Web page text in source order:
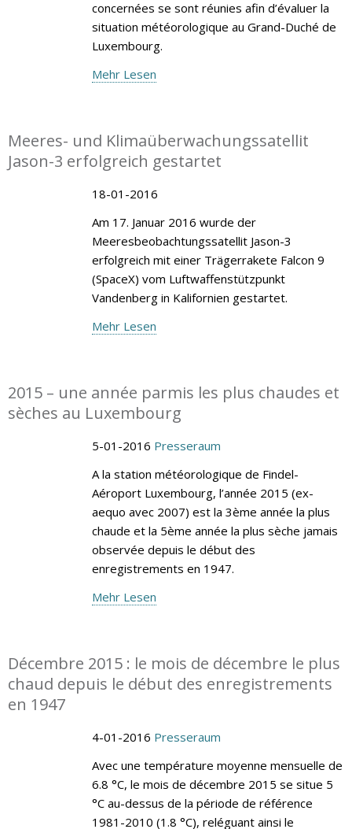
concernées se sont réunies afin d’évaluer la
situation météorologique au Grand-Duché de
Luxembourg.
Mehr Lesen
Meeres- und Klimaüberwachungssatellit
Jason-3 erfolgreich gestartet
18-01-2016
Am 17. Januar 2016 wurde der
Meeresbeobachtungssatellit Jason-3
erfolgreich mit einer Trägerrakete Falcon 9
(SpaceX) vom Luftwaffenstützpunkt
Vandenberg in Kalifornien gestartet.
Mehr Lesen
2015 – une année parmis les plus chaudes et
sèches au Luxembourg
5-01-2016 Presseraum
A la station météorologique de Findel-
Aéroport Luxembourg, l’année 2015 (ex-
aequo avec 2007) est la 3ème année la plus
chaude et la 5ème année la plus sèche jamais
observée depuis le début des
enregistrements en 1947.
Mehr Lesen
Décembre 2015 : le mois de décembre le plus
chaud depuis le début des enregistrements
en 1947
4-01-2016 Presseraum
Avec une température moyenne mensuelle de
6.8 °C, le mois de décembre 2015 se situe 5
°C au-dessus de la période de référence
1981-2010 (1.8 °C), reléguant ainsi le